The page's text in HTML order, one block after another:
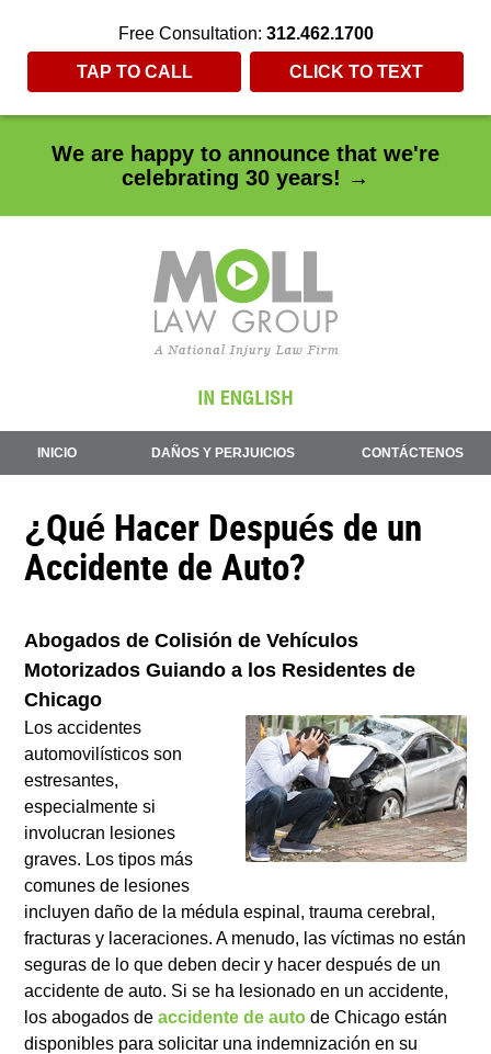
We are happy to announce that we're
celebrating 30 years! →
Free Consultation: 312.462.1700
TAP TO CALL CLICK TO TEXT
INICIO DAÑOS Y PERJUICIOS CONTÁCTENOS
¿Qué Hacer Después de un
Accidente de Auto?
Abogados de Colisión de Vehículos
Motorizados Guiando a los Residentes de
Chicago
Los accidentes
automovilísticos son
estresantes,
especialmente si
involucran lesiones
graves. Los tipos más
comunes de lesiones
incluyen daño de la médula espinal, trauma cerebral,
fracturas y laceraciones. A menudo, las víctimas no están
seguras de lo que deben decir y hacer después de un
accidente de auto. Si se ha lesionado en un accidente,
los abogados deaccidente de auto de Chicago están
disponibles para solicitar una indemnización en su